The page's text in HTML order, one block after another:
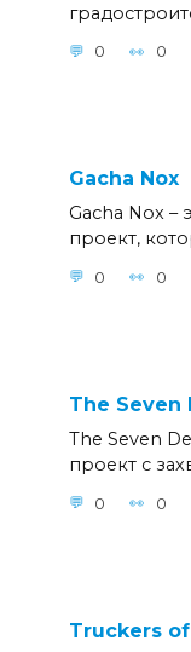
0 0
Gacha Nox
Gacha Nox –
проект,
0 0
The Seven
The Seven
проект c
0 0
Truckers